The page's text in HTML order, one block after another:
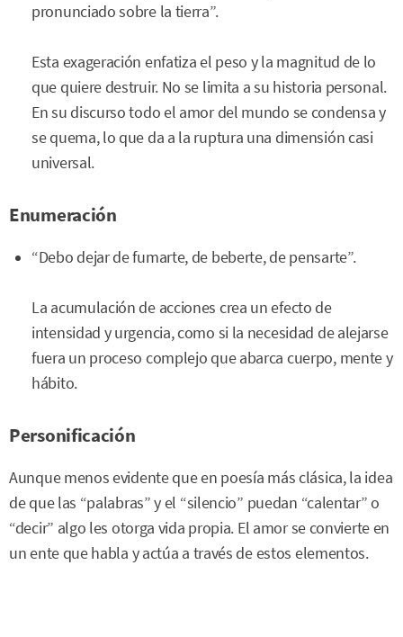
pronunciado sobre la tierra”.
Esta exageración enfatiza el peso y la magnitud de lo
que quiere destruir. No se limita a su historia personal.
En su discurso todo el amor del mundo se condensa y
se quema, lo que da a la ruptura una dimensión casi
universal.
Enumeración
“Debo dejar de fumarte, de beberte, de pensarte”.
La acumulación de acciones crea un efecto de
intensidad y urgencia, como si la necesidad de alejarse
fuera un proceso complejo que abarca cuerpo, mente y
hábito.
Personificación
Aunque menos evidente que en poesía más clásica, la idea
de que las “palabras” y el “silencio” puedan “calentar” o
“decir” algo les otorga vida propia. El amor se convierte en
un ente que habla y actúa a través de estos elementos.